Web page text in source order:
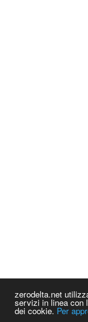
zerodelta.net
servizi in linea con
dei cookie. Per